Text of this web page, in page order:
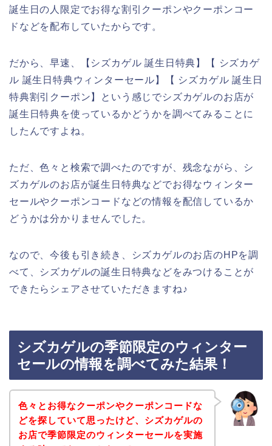
誕生日の人限定でお得な割引クーポンやクーポンコー
ドなどを配布していたからです。
だから、早速、【シズカゲル 誕生日特典】【 シズカゲ
ル 誕生日特典ウィンターセール】【 シズカゲル 誕生日
特典割引クーポン】という感じでシズカゲルのお店が
誕生日特典を使っているかどうかを調べてみることに
したんですよね。
ただ、色々と検索で調べたのですが、残念ながら、シ
ズカゲルのお店が誕生日特典などでお得なウィンター
セールやクーポンコードなどの情報を配信しているか
どうかは分かりませんでした。
なので、今後も引き続き、シズカゲルのお店のHPを調
べて、シズカゲルの誕生日特典などをみつけることが
できたらシェアさせていただきますね♪
シズカゲルの季節限定のウィンター
セールの情報を調べてみた結果！
色々とお得なクーポンやクーポンコードな
どを探していて思ったけど、シズカゲルの
お店で季節限定のウィンターセールを実施